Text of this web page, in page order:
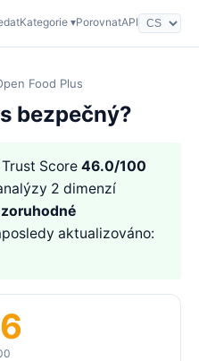
Kategorie ▾PorovnatAPI
Food Plus
bezpečný?
Score 46.0/100
2 dimenzí
aktualizováno: